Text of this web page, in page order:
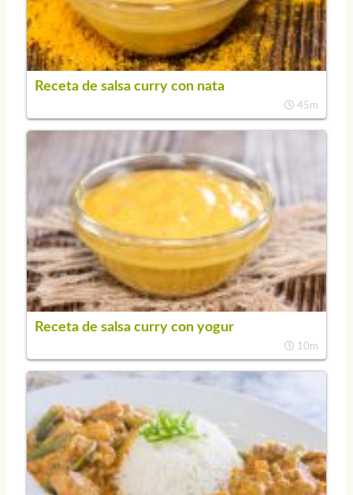
Receta de salsa curry con nata
45m
Receta de salsa curry con yogur
10m